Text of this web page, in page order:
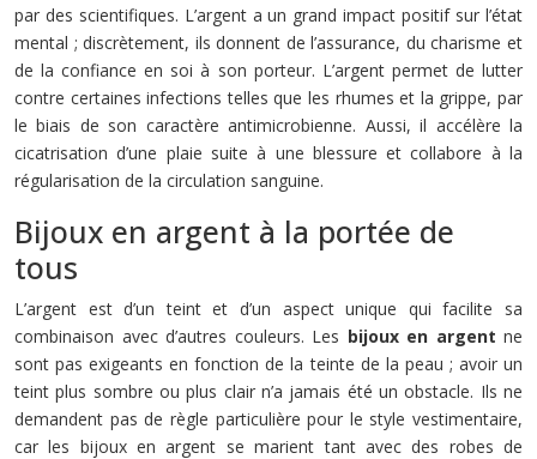
par des scientifiques. L’argent a un grand impact positif sur l’état
mental ; discrètement, ils donnent de l’assurance, du charisme et
de la confiance en soi à son porteur. L’argent permet de lutter
contre certaines infections telles que les rhumes et la grippe, par
le biais de son caractère antimicrobienne. Aussi, il accélère la
cicatrisation d’une plaie suite à une blessure et collabore à la
régularisation de la circulation sanguine.
Bijoux en argent à la portée de
tous
L’argent est d’un teint et d’un aspect unique qui facilite sa
combinaison avec d’autres couleurs. Les bijoux en argent ne
sont pas exigeants en fonction de la teinte de la peau ; avoir un
teint plus sombre ou plus clair n’a jamais été un obstacle. Ils ne
demandent pas de règle particulière pour le style vestimentaire,
car les bijoux en argent se marient tant avec des robes de